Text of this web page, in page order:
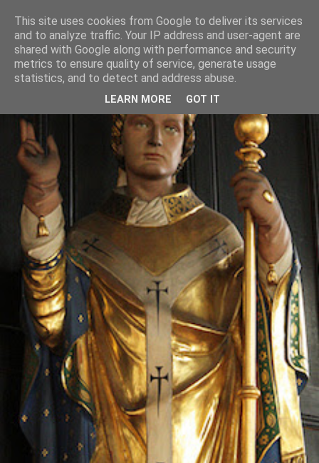
This site uses cookies from Google to deliver its services
and to analyze traffic. Your IP address and user-agent are
shared with Google along with performance and security
metrics to ensure quality of service, generate usage
statistics, and to detect and address abuse.
LEARN MORE GOT IT